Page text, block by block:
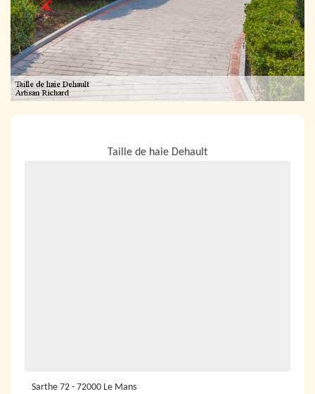
Taille de haie Dehault
Sarthe 72 - 72000 Le Mans